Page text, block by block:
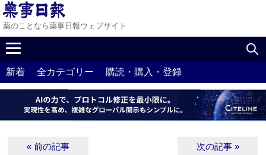
薬のことなら薬事日報ウェブサイト
新着 全カテゴリー 購読・購入・登録
« 前の記事 次の記事 »